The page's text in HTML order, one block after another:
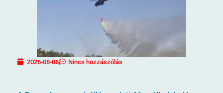
2026-08-06 Nincs hozzászólás